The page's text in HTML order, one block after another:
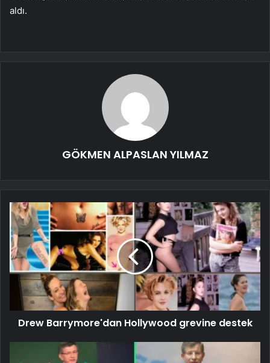
aldı.
GÖKMEN ALPASLAN YILMAZ
Drew Barrymore'dan Hollywood grevine destek